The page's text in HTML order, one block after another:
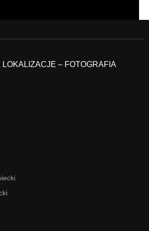
– FOTOGRAFIA